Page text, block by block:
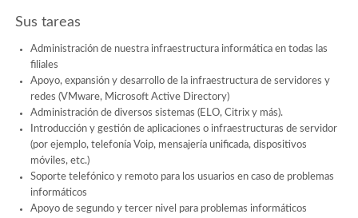
Sus tareas
Administración de nuestra infraestructura informática en todas las
filiales
Apoyo, expansión y desarrollo de la infraestructura de servidores y
redes (VMware, Microsoft Active Directory)
Administración de diversos sistemas (ELO, Citrix y más).
Introducción y gestión de aplicaciones o infraestructuras de servidor
(por ejemplo, telefonía Voip, mensajería unificada, dispositivos
móviles, etc.)
Soporte telefónico y remoto para los usuarios en caso de problemas
informáticos
Apoyo de segundo y tercer nivel para problemas informáticos